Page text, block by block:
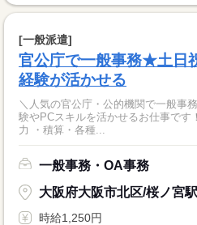
[一般派遣]
官公庁で一般事務★土日
経験が活かせる
＼人気の官公庁・公的機関で一般事務♪／ 落ち着いた環境で、
験やPCスキルを活かせるお仕事です！ 【お仕事内容】 ・データ
力 ・積算・各種...
一般事務・OA事務
大阪府大阪市北区/桜ノ宮
時給1,250円